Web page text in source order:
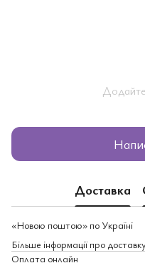
Доставка
«Новою поштою» по Україні
Більше інформації про доставку
Оплата онлайн